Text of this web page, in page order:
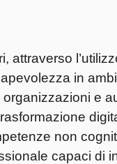
attraverso
in
e
non
capaci di